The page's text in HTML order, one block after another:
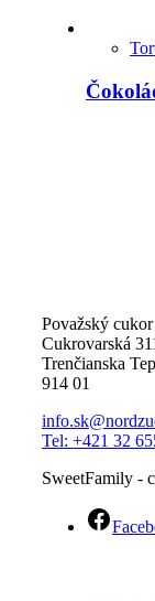
Považský cukor
Cukrovarská
Trenčianska
914 01
Tel: +421 32
SweetFamily -